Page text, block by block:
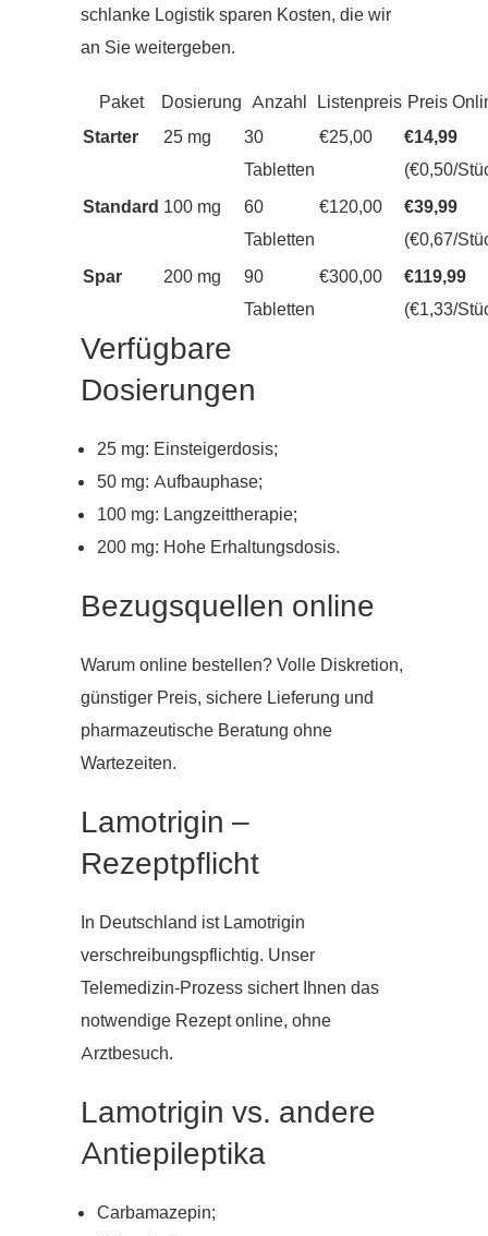
schlanke Logistik sparen Kosten, die wir
an Sie weitergeben.
Paket Dosierung Anzahl Listenpreis Preis
Starter
25 mg
30
Tabletten
€25,00
€14,99
(€0,50/
Standard 100 mg
60
Tabletten
€120,00
€39,99
(€0,67/
Spar
200 mg
90
Tabletten
€300,00
€119,99
(€1,33/
Verfügbare
Dosierungen
25 mg: Einsteiger­dosis;
50 mg: Aufbauphase;
100 mg: Langzeit­therapie;
200 mg: Hohe Erhaltungs­dosis.
Bezugsquellen online
Warum online bestellen? Volle Diskretion,
günstiger Preis, sichere Lieferung und
pharmazeutische Beratung ohne
Wartezeiten.
Lamotrigin –
Rezeptpflicht
In Deutschland ist Lamotrigin
verschreibungspflichtig. Unser
Telemedizin-Prozess sichert Ihnen das
notwendige Rezept online, ohne
Arztbesuch.
Lamotrigin vs. andere
Antiepileptika
Carbamazepin;